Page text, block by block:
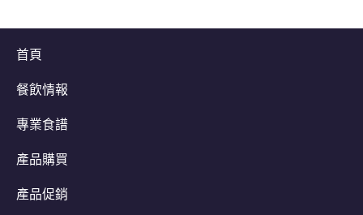
首頁
餐飲情報
專業食譜
產品購買
產品促銷